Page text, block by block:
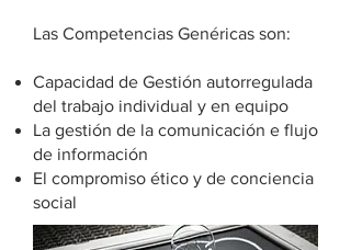
Las Competencias Genéricas son:
Capacidad de Gestión autorregulada
del trabajo individual y en equipo
La gestión de la comunicación e flujo
de información
El compromiso ético y de conciencia
social